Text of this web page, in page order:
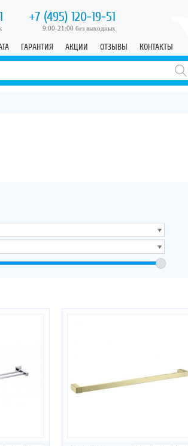
+7 (495) 120-19-51
9:00-21:00 без выходных
ГАРАНТИЯ АКЦИИ ОТЗЫВЫ КОНТАКТЫ